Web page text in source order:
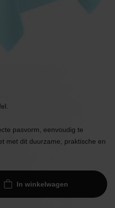
pasvorm, eenvoudig te
met dit duurzame, praktische en
In winkelwagen